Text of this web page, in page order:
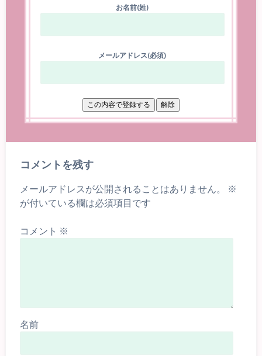
お名前(姓)
メールアドレス(必須)
コメントを残す
メールアドレスが公開されることはありません。
※
が付いている欄は必須項目です
コメント ※
名前